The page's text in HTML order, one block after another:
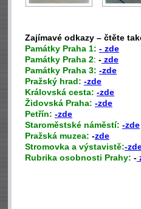
Zajímavé odkazy – čtěte
Památky Praha 1: - zde
Památky Praha 2: - zde
Památky Praha 3: -zde
Pražský hrad: -zde
Královská cesta: -zde
Židovská Praha: -zde
Petřín: -zde
Staroměstské náměstí: -zde
Pražská muzea: -zde
Stromovka a výstavistě:-
Rubrika osobnosti Prahy: -